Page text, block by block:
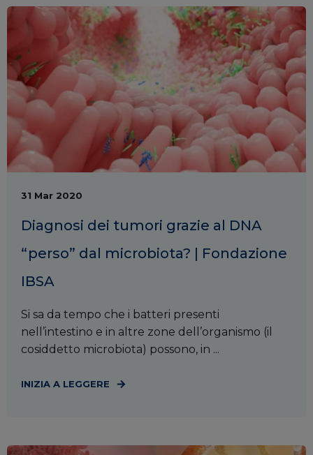
31 Mar 2020
Diagnosi dei tumori grazie al DNA
“perso” dal microbiota? | Fondazione
IBSA
Si sa da tempo che i batteri presenti
nell’intestino e in altre zone dell’organismo (il
cosiddetto microbiota) possono, in ...
INIZIA A LEGGERE